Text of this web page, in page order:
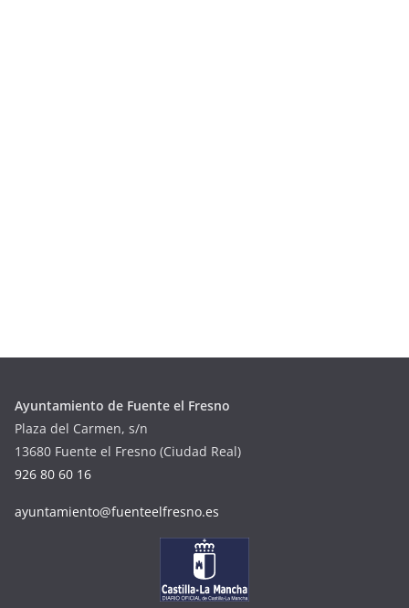
Ayuntamiento de Fuente el Fresno
Plaza del Carmen, s/n
13680 Fuente el Fresno (Ciudad Real)
926 80 60 16
ayuntamiento@fuenteelfresno.es